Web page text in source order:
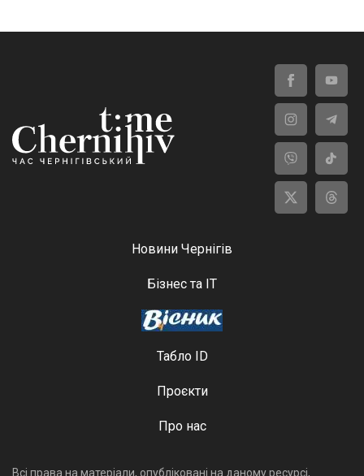
Новини Чернігів
Бізнес та ІТ
Табло ID
Проєкти
Про нас
Всі права на матеріали, опубліковані на даному ресурсі,